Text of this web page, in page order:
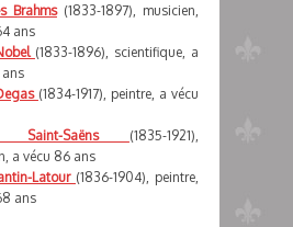
Brahms(1833-1897), musicien,
ans
(1833-1896), scientifique, a
ans
(1834-1917), peintre, a vécu
Saint-Saëns (1835-1921),
a vécu 86 ans
Latour (1836-1904), peintre,
ans